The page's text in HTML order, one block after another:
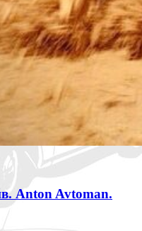
Anton Avtoman.